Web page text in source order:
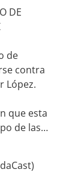
DE
de
contra
López.
que esta
de las…